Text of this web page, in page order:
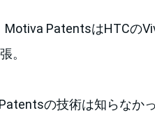
Motiva PatentsはHTCの
。
の技術は知らなか